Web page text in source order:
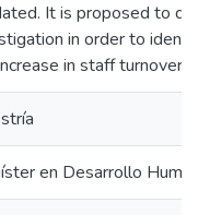
It is proposed to
in order to
in staff turnover.
en Desarrollo